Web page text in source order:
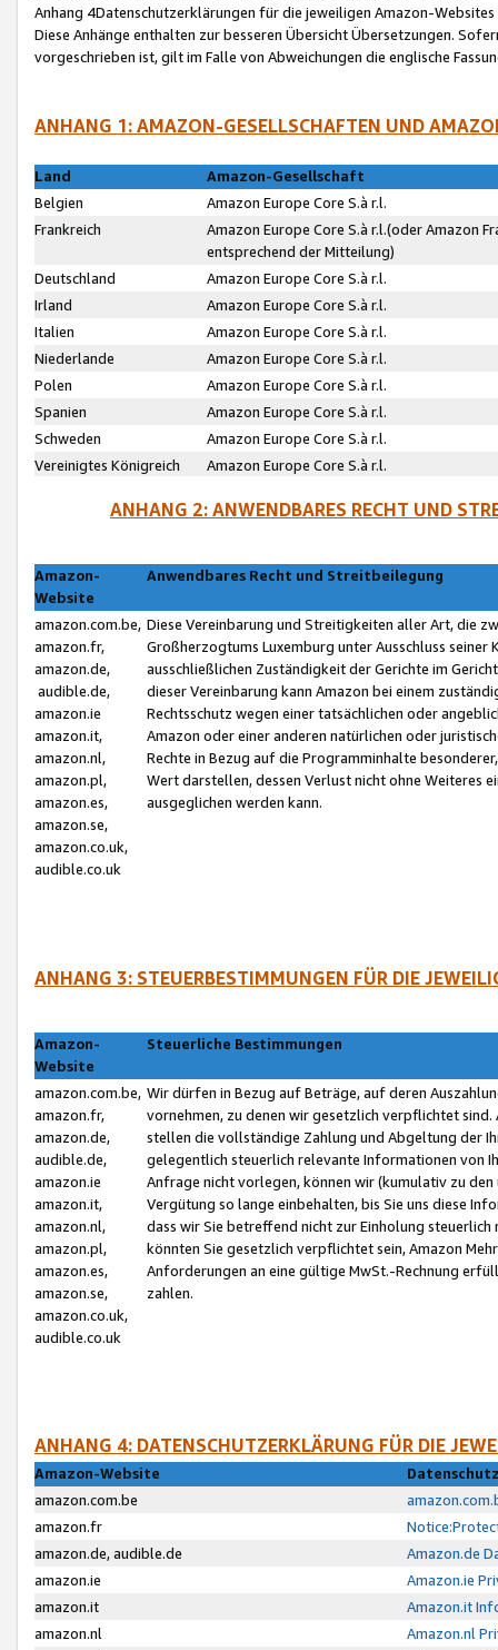
Anhang 4Datenschutzerklärungen für die jeweiligen Amazon-Websites
Diese Anhänge enthalten zur besseren Übersicht Übersetzungen.
vorgeschrieben ist, gilt im Falle von Abweichungen die englische
ANHANG 1: AMAZON-GESELLSCHAFTEN UND
Land
Amazon-Gesellschaft
Belgien
Amazon Europe Core S.à r.l.
Frankreich
Amazon Europe Core S.à r.l.(oder Amazon
entsprechend der Mitteilung)
Deutschland
Amazon Europe Core S.à r.l.
Irland
Amazon Europe Core S.à r.l.
Italien
Amazon Europe Core S.à r.l.
Niederlande
Amazon Europe Core S.à r.l.
Polen
Amazon Europe Core S.à r.l.
Spanien
Amazon Europe Core S.à r.l.
Schweden
Amazon Europe Core S.à r.l.
Vereinigtes Königreich
Amazon Europe Core S.à r.l.
ANHANG 2: ANWENDBARES RECHT UND
Amazon-
Website
Anwendbares Recht und Streitbeilegung
amazon.com.be,
amazon.fr,
amazon.de,
audible.de,
amazon.ie
amazon.it,
amazon.nl,
amazon.pl,
amazon.es,
amazon.se,
amazon.co.uk,
audible.co.uk
Diese Vereinbarung und Streitigkeiten aller Art, die
Großherzogtums Luxemburg unter Ausschluss
ausschließlichen Zuständigkeit der Gerichte im
dieser Vereinbarung kann Amazon bei einem
Rechtsschutz wegen einer tatsächlichen oder
Amazon oder einer anderen natürlichen oder
Rechte in Bezug auf die Programminhalte
Wert darstellen, dessen Verlust nicht ohne Weiteres
ausgeglichen werden kann.
ANHANG 3: STEUERBESTIMMUNGEN FÜR DIE
Amazon-
Website
Steuerliche Bestimmungen
amazon.com.be,
amazon.fr,
amazon.de,
audible.de,
amazon.ie
amazon.it,
amazon.nl,
amazon.pl,
amazon.es,
amazon.se,
amazon.co.uk,
audible.co.uk
Wir dürfen in Bezug auf Beträge, auf deren
vornehmen, zu denen wir gesetzlich verpflichtet
stellen die vollständige Zahlung und Abgeltung der
gelegentlich steuerlich relevante Informationen von
Anfrage nicht vorlegen, können wir (kumulativ zu
Vergütung so lange einbehalten, bis Sie uns diese
dass wir Sie betreffend nicht zur Einholung
könnten Sie gesetzlich verpflichtet sein, Amazon
Anforderungen an eine gültige MwSt.-Rechnung
zahlen.
ANHANG 4: DATENSCHUTZERKLÄRUNG FÜR DIE
Amazon-Website
amazon.com.be
amazon.fr
amazon.de, audible.de
Amazon.de
amazon.ie
Amazon.ie
amazon.it
Amazon.it
amazon.nl
Amazon.nl